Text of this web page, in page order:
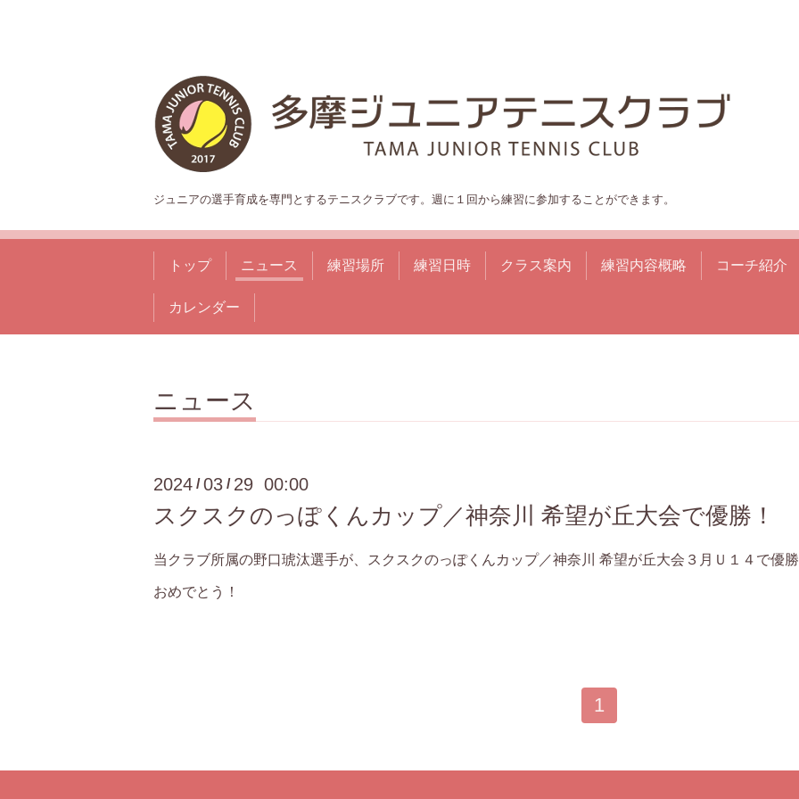
ジュニアの選手育成を専門とするテニスクラブです。週に１回から練習に参加することができます。
トップ ニュース 練習場所 練習日時 クラス案内 練習内容概略 コーチ紹介
カレンダー
ニュース
2024 /03 / 29 00:00
スクスクのっぽくんカップ／神奈川 希望が丘大会で優勝！
当クラブ所属の野口琥汰選手が、スクスクのっぽくんカップ／神奈川 希望が丘大会３月Ｕ１４で優勝
おめでとう！
1